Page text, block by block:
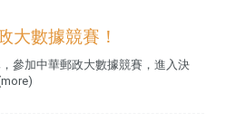
大數據競賽！
參加中華郵政大數據競賽，進入決